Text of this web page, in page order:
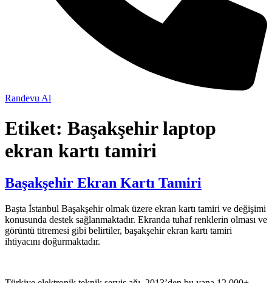
Randevu Al
Etiket: Başakşehir laptop
ekran kartı tamiri
Başakşehir Ekran Kartı Tamiri
Başta İstanbul Başakşehir olmak üzere ekran kartı tamiri ve değişimi
konusunda destek sağlanmaktadır. Ekranda tuhaf renklerin olması ve
görüntü titremesi gibi belirtiler, başakşehir ekran kartı tamiri
ihtiyacını doğurmaktadır.